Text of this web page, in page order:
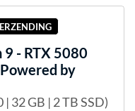
9 - RTX 5080
by
32 GB | 2 TB SSD)